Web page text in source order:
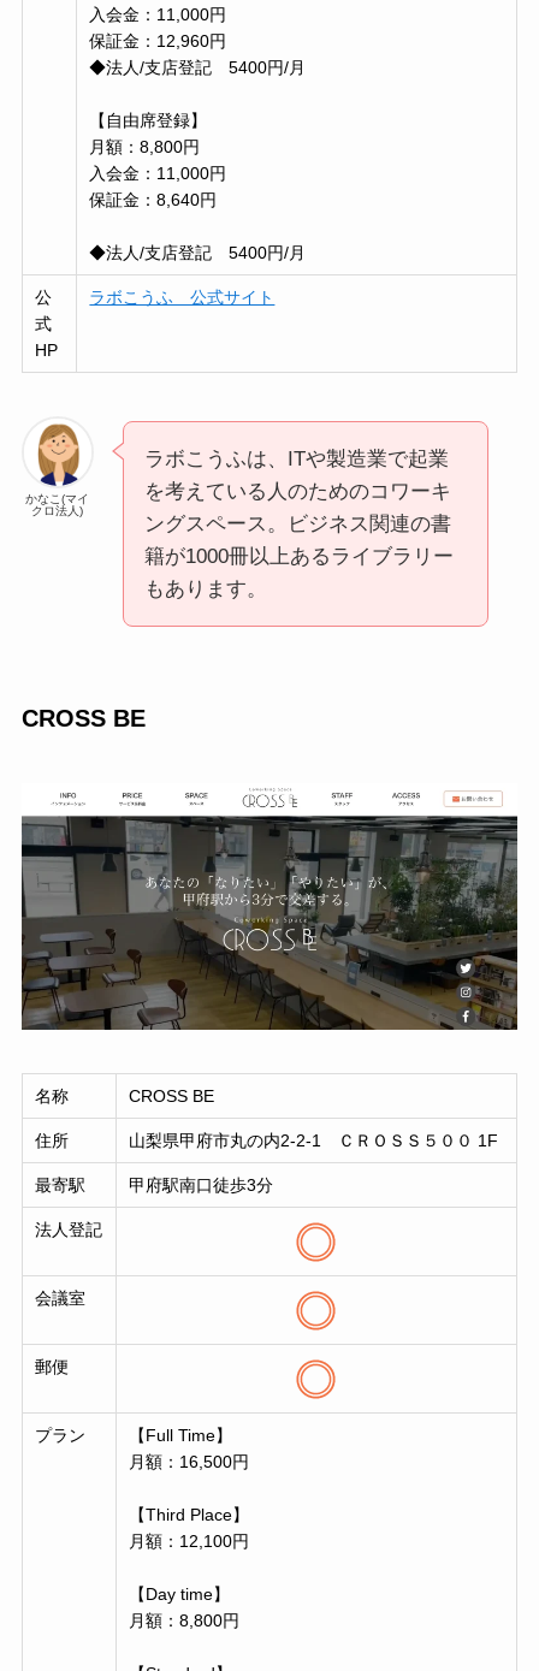
入会金：11,000円
保証金：12,960円
◆法人/支店登記 5400円/月
【自由席登録】
月額：8,800円
入会金：11,000円
保証金：8,640円
◆法人/支店登記 5400円/月
公
式
HP
ラボこうふ 公式サイト
かなこ(マイ
クロ法人)
ラボこうふは、ITや製造業で起業
を考えている人のためのコワーキ
ングスペース。ビジネス関連の書
籍が1000冊以上あるライブラリー
もあります。
CROSS BE
名称 CROSS BE
住所 山梨県甲府市丸の内2-2-1 ＣＲＯＳＳ５００ 1F
最寄駅 甲府駅南口徒歩3分
法人登記
会議室
郵便
プラン
【Full Time】
月額：16,500円
【Third Place】
月額：12,100円
【Day time】
月額：8,800円